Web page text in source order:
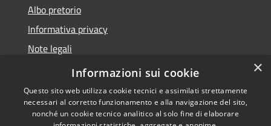
Albo pretorio
Informativa privacy
Note legali
Dichiarazione di accessibilità
×
Informazioni sui cookie
Questo sito web utilizza cookie tecnici e assimilati strettamente
necessari al corretto funzionamento e alla navigazione del sito,
nonché un cookie tecnico analitico al solo fine di elaborare